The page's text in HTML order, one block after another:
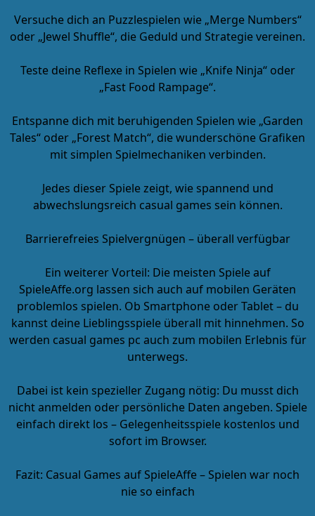
Versuche dich an Puzzlespielen wie „Merge Numbers“
oder „Jewel Shuffle“, die Geduld und Strategie vereinen.
Teste deine Reflexe in Spielen wie „Knife Ninja“ oder
„Fast Food Rampage“.
Entspanne dich mit beruhigenden Spielen wie „Garden
Tales“ oder „Forest Match“, die wunderschöne Grafiken
mit simplen Spielmechaniken verbinden.
Jedes dieser Spiele zeigt, wie spannend und
abwechslungsreich casual games sein können.
Barrierefreies Spielvergnügen – überall verfügbar
Ein weiterer Vorteil: Die meisten Spiele auf
SpieleAffe.org lassen sich auch auf mobilen Geräten
problemlos spielen. Ob Smartphone oder Tablet – du
kannst deine Lieblingsspiele überall mit hinnehmen. So
werden casual games pc auch zum mobilen Erlebnis für
unterwegs.
Dabei ist kein spezieller Zugang nötig: Du musst dich
nicht anmelden oder persönliche Daten angeben. Spiele
einfach direkt los – Gelegenheitsspiele kostenlos und
sofort im Browser.
Fazit: Casual Games auf SpieleAffe – Spielen war noch
nie so einfach